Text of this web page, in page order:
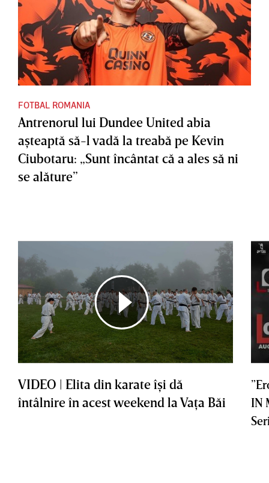
FOTBAL ROMANIA
Antrenorul lui Dundee United abia
aşteaptă să-l vadă la treabă pe Kevin
Ciubotaru: „Sunt încântat că a ales să ni
se alăture”
VIDEO | Elita din karate îşi dă
întâlnire în acest weekend la Vaţa Băi
IN